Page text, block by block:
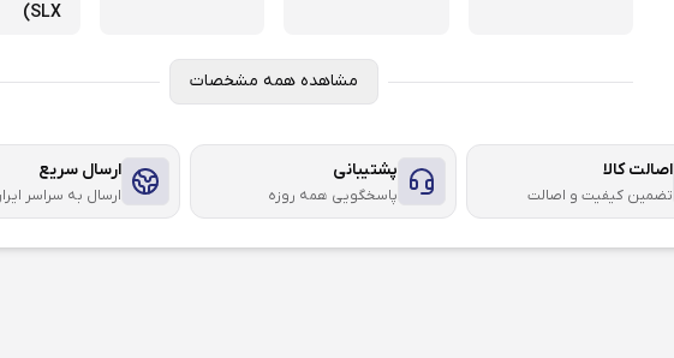
SLX)
مشاهده همه مشخصات
اصالت کالا
تضمین کیفیت و اصالت
پشتیبانی
پاسخگویی همه روزه
ارسال سریع
ارسال به سراسر